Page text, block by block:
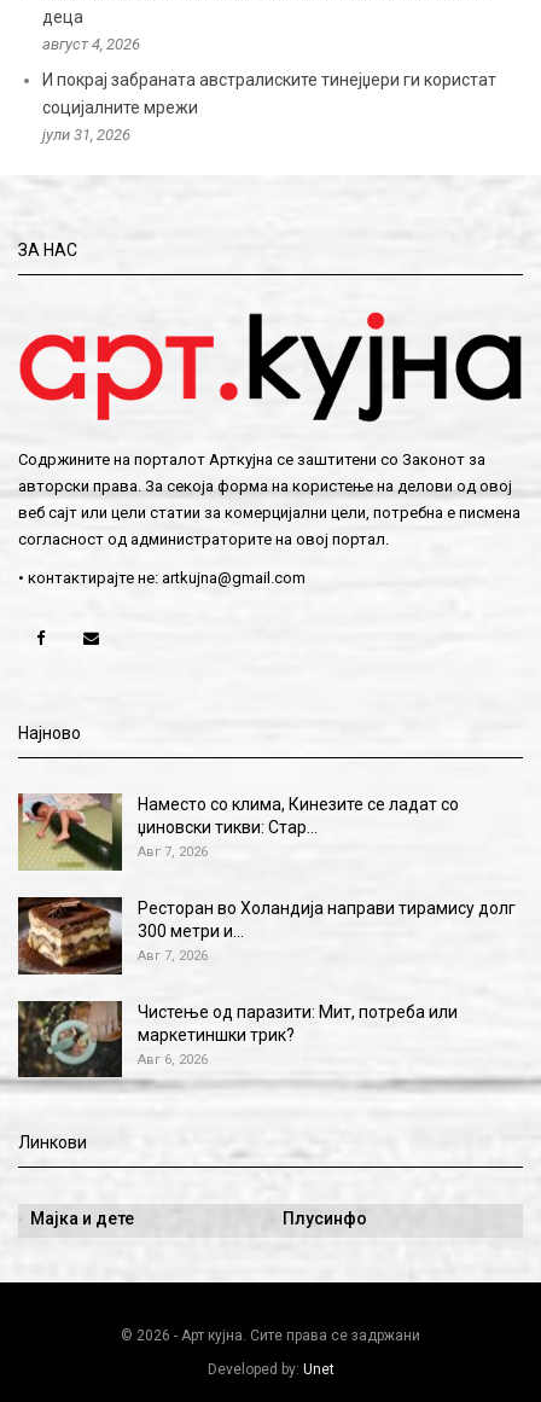
деца
август 4, 2026
И покрај забраната австралиските тинејџери ги користат
социјалните мрежи
јули 31, 2026
ЗА НАС
Содржините на порталот Арткујна се заштитени со Законот за
авторски права. За секоја форма на користење на делови од овој
веб сајт или цели статии за комерцијални цели, потребна е писмена
согласност од администраторите на овој портал.
• контактирајте не: artkujna@gmail.com
Најново
Наместо со клима, Кинезите се ладат со
џиновски тикви: Стар…
Авг 7, 2026
Ресторан во Холандија направи тирамису долг
300 метри и…
Авг 7, 2026
Чистење од паразити: Мит, потреба или
маркетиншки трик?
Авг 6, 2026
Линкови
Мајка и дете Плусинфо
© 2026 - Арт кујна. Сите права се задржани
Developed by: Unet